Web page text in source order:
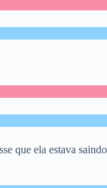
que ela estava